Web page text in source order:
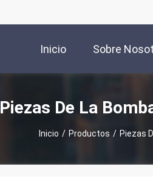
Inicio Sobre
Piezas De La
Inicio / Productos / Piezas